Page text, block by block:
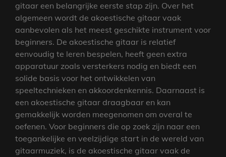
gitaar een belangrijke eerste stap zijn. Over het
algemeen wordt de akoestische gitaar vaak
aanbevolen als het meest geschikte instrument voor
beginners. De akoestische gitaar is relatief
eenvoudig te leren bespelen, heeft geen extra
apparatuur zoals versterkers nodig en biedt een
solide basis voor het ontwikkelen van
speeltechnieken en akkoordenkennis. Daarnaast is
een akoestische gitaar draagbaar en kan
gemakkelijk worden meegenomen om overal te
oefenen. Voor beginners die op zoek zijn naar een
toegankelijke en veelzijdige start in de wereld van
gitaarmuziek, is de akoestische gitaar vaak de